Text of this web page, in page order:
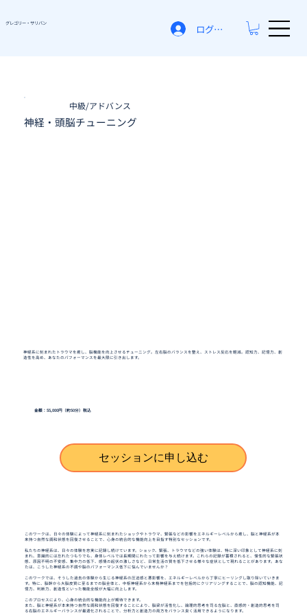
グレゴリー​・サリバン ログイン
中級/アドバンス
神経・頭脳チューニング
神経系に刻まれたトラウマを癒し、脳機能を向上させるチューニング。左右脳のバランスを整え、ストレス反応を軽減。認知力、記憶力、創
造性を高め、あなたのパフォーマンスを最大限に引き出します。
金額：55,000円（約50分）税込
セッションに申し込む
このワークは、日々の体験によって神経系に刻まれたショックやトラウマ、緊張などの影響をエネルギーレベルから癒し、脳と神経系が本
来持つ自然な調和状態を回復させることで、心身の統合的な機能向上を目指す特別なセッションです。
私たちの神経系は、日々の体験を忠実に記録し続けています。ショック、緊張、トラウマなどの強い体験は、特に深い印象として神経系に刻
まれ、意識的には忘れたつもりでも、身体レベルでは長期間にわたって影響を与え続けます。これらの記録が蓄積されると、慢性的な緊張状
態、原因不明の不安感、集中力の低下、感情の起伏の激しさなど、日常生活の質を低下させる様々な症状として現れることがあります。あな
たは、こうした神経系の不調や脳のパフォーマンス低下に悩んでいませんか？
このワークでは、そうした過去の体験から生じる神経系の圧迫感と悪影響を、エネルギーレベルから丁寧にヒーリングし取り除いていきま
す。特に、脳幹から大脳皮質に至るまでの脳全体と、中枢神経系から末梢神経系までを包括的にクリアリングすることで、脳の認知機能、記
憶力、判断力、創造性といった機能全般が大幅に向上します。
このプロセスにより、心身の統合的な機能向上が期待できます。
また、脳と神経系が本来持つ自然な調和状態を回復することにより、脳梁が活性化し、論理的思考を司る左脳と、直感的・創造的思考を司
る右脳のエネルギーバランスが最適化されることで、分析力と創造力の両方をバランス良く活用できるようになります。